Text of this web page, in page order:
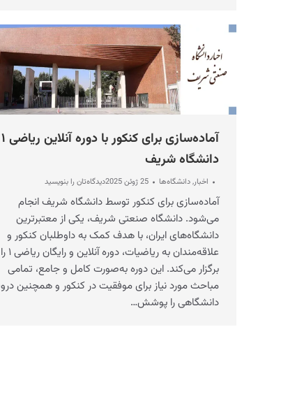
آماده‌سازی برای کنکور با دوره آنلاین ریاضی ۱
دانشگاه شریف
اخبار,دانشگاه‌ها 25 ژوئن 2025 دیدگاه‌تان را بنویسید
آماده‌سازی برای کنکور توسط دانشگاه شریف انجام
می‌شود. دانشگاه صنعتی شریف، یکی از معتبرترین
دانشگاه‌های ایران، با هدف کمک به داوطلبان کنکور و
علاقه‌مندان به ریاضیات، دوره آنلاین و رایگان ریاضی ۱ را
برگزار می‌کند. این دوره به‌صورت کامل و جامع، تمامی
مباحث مورد نیاز برای موفقیت در کنکور و همچنین
دانشگاهی را پوشش…